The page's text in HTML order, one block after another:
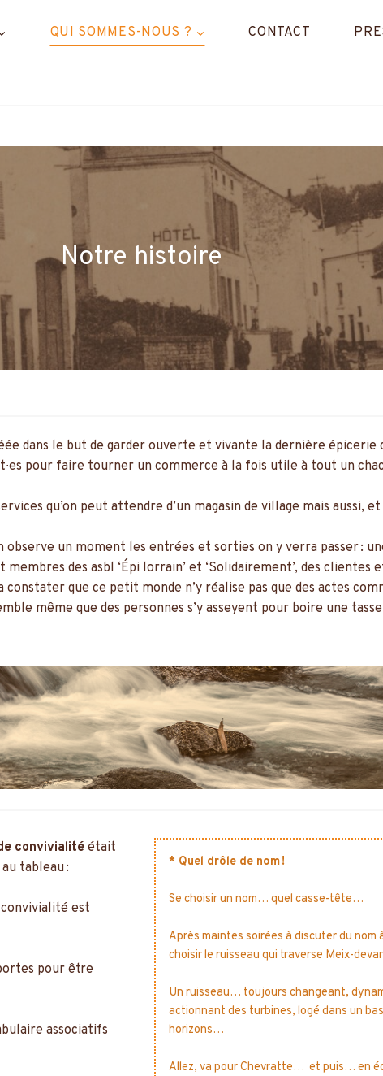
QUI SOMMES-NOUS ? CONTACT
Notre histoire
dans le but de garder ouverte et vivante la dernière épicerie
pour faire tourner un commerce à la fois utile à tout un
qu’on peut attendre d’un magasin de village mais aussi,
observe un moment les entrées et sorties on y verra passer :
des asbl ‘Épi lorrain’ et ‘Solidairement’, des
que ce petit monde n’y réalise pas que des actes
même que des personnes s’y asseyent pour boire une
convivialité était
tableau :
convivialité est
pour être
associatifs
* Quel drôle de nom !
Se choisir un nom… quel casse-tête…
Après maintes soirées à discuter du nom
choisir le ruisseau qui traverse Meix-
Un ruisseau… toujours changeant,
actionnant des turbines, logé dans un
horizons…
Allez, va pour Chevratte… et puis… en